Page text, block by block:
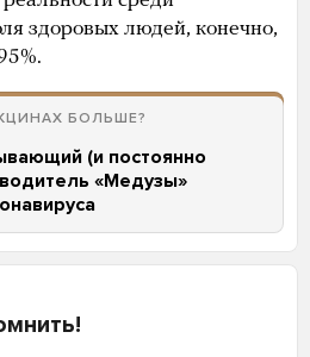
здоровых людей, конечно,
БОЛЬШЕ?
(и постоянно
«Медузы»